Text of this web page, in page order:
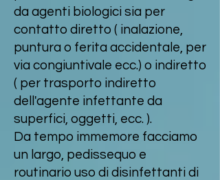
da agenti biologici sia per
contatto diretto ( inalazione,
puntura o ferita accidentale, per
via congiuntivale ecc.) o indiretto
( per trasporto indiretto
dell'agente infettante da
superfici, oggetti, ecc. ).
Da tempo immemore facciamo
un largo, pedissequo e
routinario uso di disinfettanti di